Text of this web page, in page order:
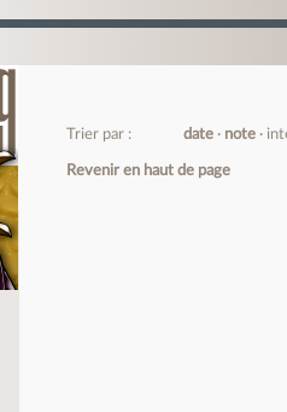
Trier par : date note
Revenir en haut de page